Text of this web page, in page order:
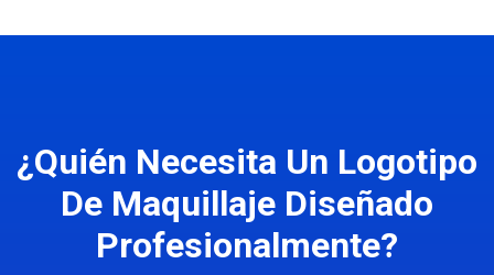
¿Quién Necesita Un Logotipo
De Maquillaje Diseñado
Profesionalmente?